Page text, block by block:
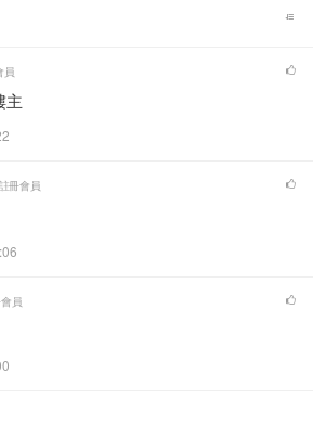
員
主
註冊會員
員